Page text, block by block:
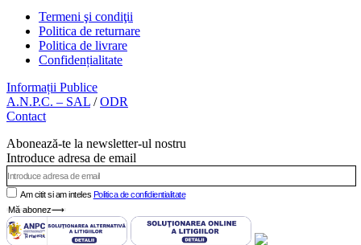
Termeni şi condiţii
Politica de returnare
Politica de livrare
Confidențialitate
Informații Publice
A.N.P.C. – SAL /ODR
Contact
Abonează-te la newsletter-ul nostru
Introduce adresa de email
Am citit si am inteles Politica de confidientialitate
Mă abonez⟶